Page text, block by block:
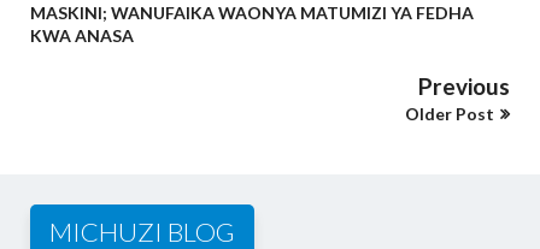
MASKINI; WANUFAIKA WAONYA MATUMIZI YA FEDHA
KWA ANASA
Previous
Older Post
MICHUZI BLOG